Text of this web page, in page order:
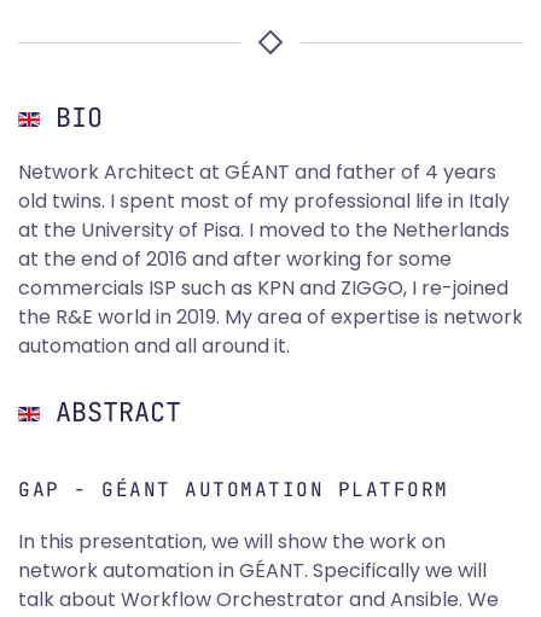
BIO
Network Architect at GÉANT and father of 4 years
old twins. I spent most of my professional life in Italy
at the University of Pisa. I moved to the Netherlands
at the end of 2016 and after working for some
commercials ISP such as KPN and ZIGGO, I re-joined
the R&E world in 2019. My area of expertise is network
automation and all around it.
ABSTRACT
GAP - GÉANT AUTOMATION PLATFORM
In this presentation, we will show the work on
network automation in GÉANT. Specifically we will
talk about Workflow Orchestrator and Ansible. We